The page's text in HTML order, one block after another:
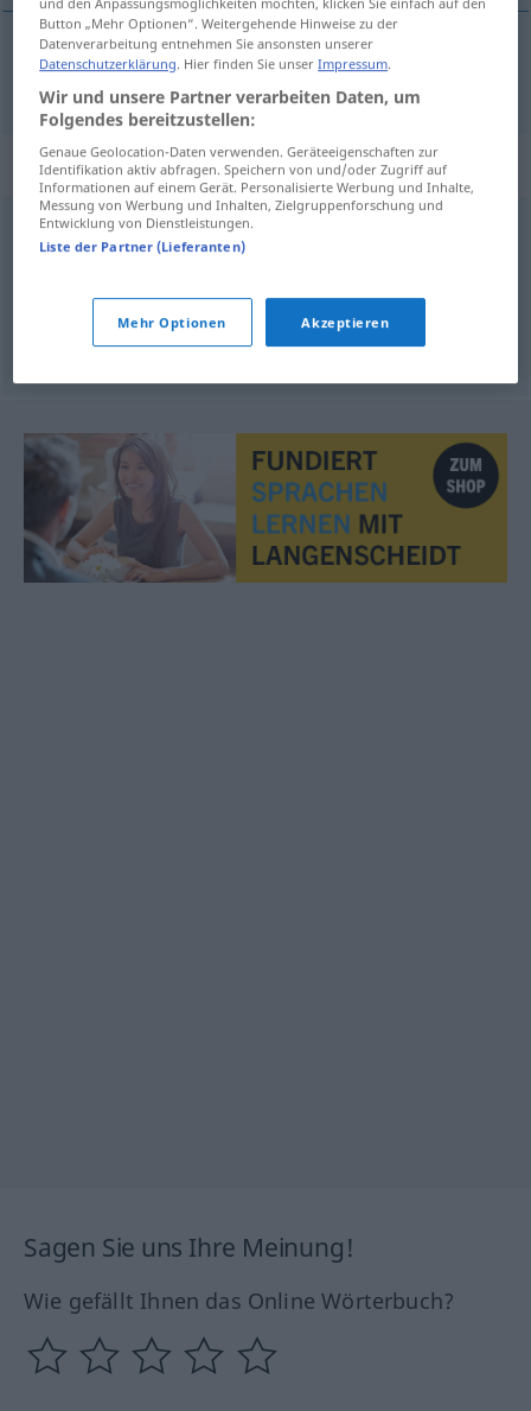
preklinjanje, uvjeravanje Beteuerung
Synonyme für "Beteuerung"
Mitteilung
Versprechen,Zusicherung, Versicherung
Sagen Sie uns Ihre Meinung!
Wie gefällt Ihnen das Online Wörterbuch?
Button „Mehr Optionen“. Weitergehende Hinweise zu der
Datenverarbeitung entnehmen Sie ansonsten unserer
Datenschutzerklärung. Hier finden Sie unserImpressum.
Wir und unsere Partner verarbeiten Daten, um
Folgendes bereitzustellen:
Genaue Geolocation-Daten verwenden. Geräteeigenschaften zur
Identifikation aktiv abfragen. Speichern von und/oder Zugriff auf
Informationen auf einem Gerät. Personalisierte Werbung und Inhalte,
Messung von Werbung und Inhalten, Zielgruppenforschung und
Entwicklung von Dienstleistungen.
Liste der Partner (Lieferanten)
Mehr Optionen Akzeptieren